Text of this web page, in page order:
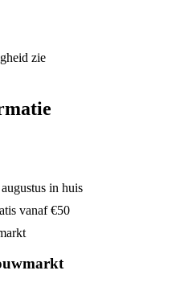
zie
in huis
vanaf €50